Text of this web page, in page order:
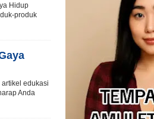
Hidup
produk
edukasi
Anda